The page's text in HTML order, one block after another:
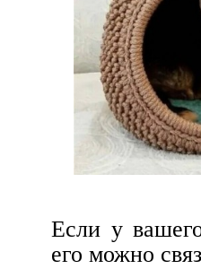
Если у
его можно